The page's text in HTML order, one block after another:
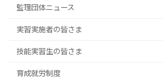
監理団体ニュース
実習実施者の皆さま
技能実習生の皆さま
育成就労制度